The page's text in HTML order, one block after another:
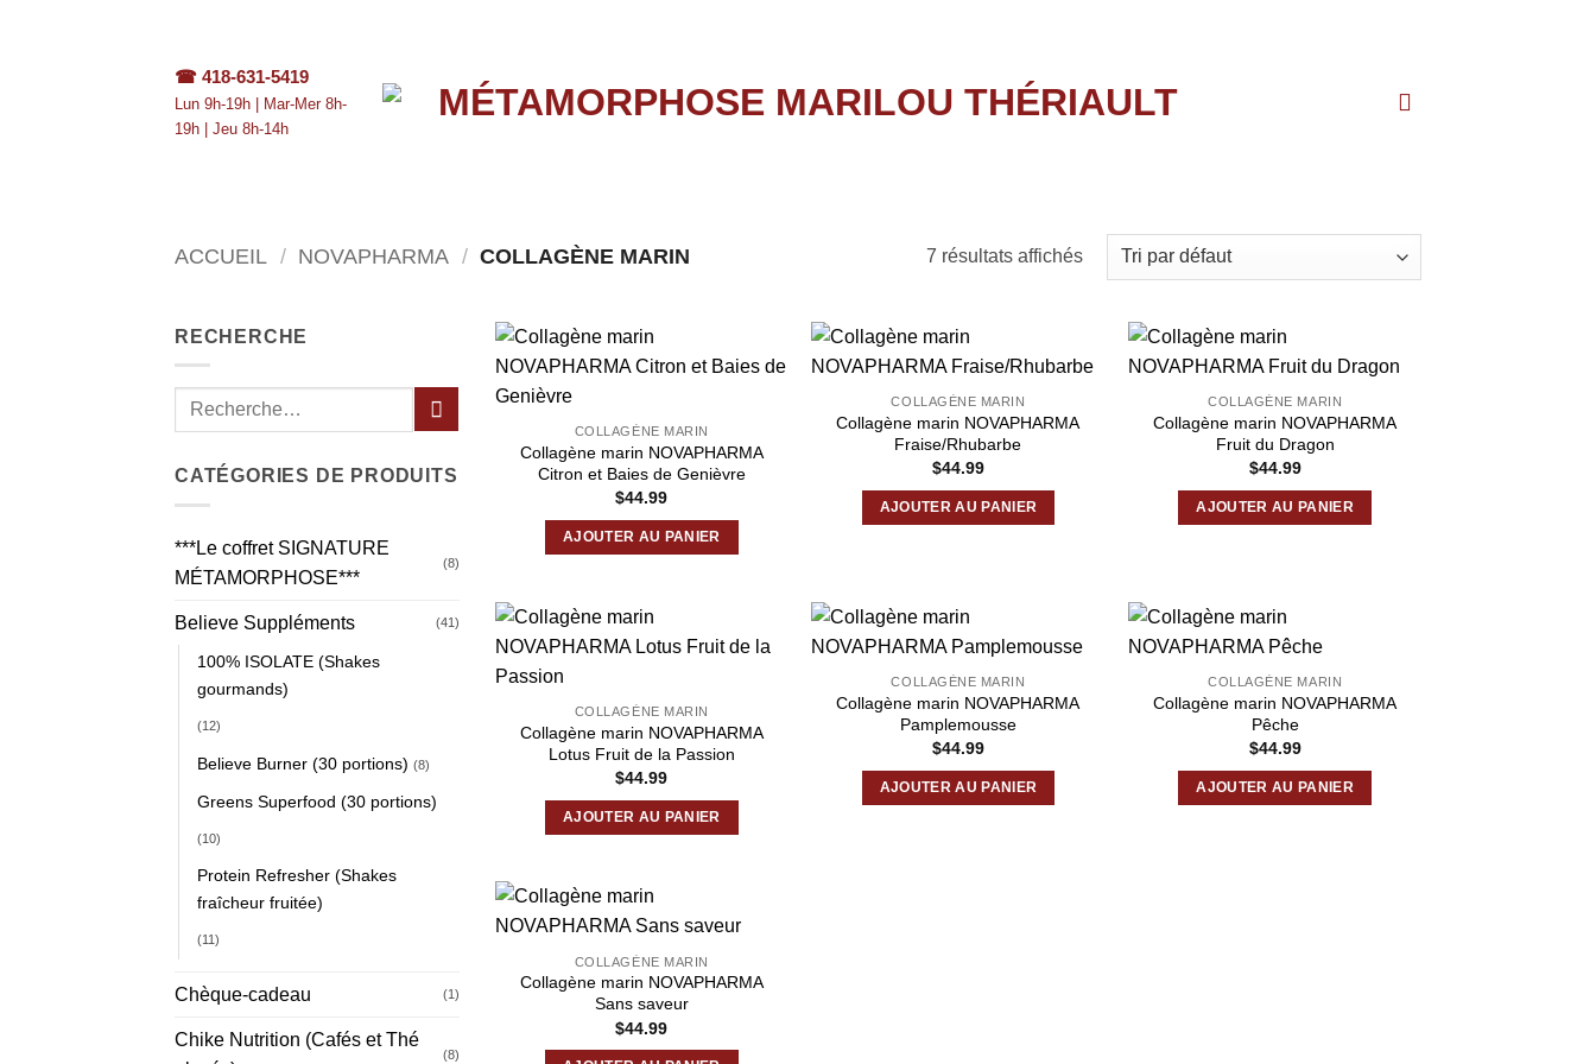
☎ 418-631-5419
Lun 9h-19h | Mar-Mer 8h-
19h | Jeu 8h-14h
ACCUEIL / NOVAPHARMA / COLLAGÈNE MARIN 7 résultats affichés
RECHERCHE
CATÉGORIES DE PRODUITS
***Le coffret SIGNATURE
MÉTAMORPHOSE***
(8)
Believe Suppléments (41)
100% ISOLATE (Shakes
gourmands)
(12)
Believe Burner (30 portions) (8)
Greens Superfood (30 portions)
(10)
Protein Refresher (Shakes
fraîcheur fruitée)
(11)
Chèque-cadeau (1)
Chike Nutrition (Cafés et Thé
(8)
COLLAGÈNE MARIN
Collagène marin NOVAPHARMA
Citron et Baies de Genièvre
$44.99
AJOUTER AU PANIER
COLLAGÈNE MARIN
Collagène marin NOVAPHARMA
Fraise/Rhubarbe
$44.99
AJOUTER AU PANIER
COLLAGÈNE MARIN
Collagène marin NOVAPHARMA
Fruit du Dragon
$44.99
AJOUTER AU PANIER
COLLAGÈNE MARIN
Collagène marin NOVAPHARMA
Lotus Fruit de la Passion
$44.99
AJOUTER AU PANIER
COLLAGÈNE MARIN
Collagène marin NOVAPHARMA
Pamplemousse
$44.99
AJOUTER AU PANIER
COLLAGÈNE MARIN
Collagène marin NOVAPHARMA
Pêche
$44.99
AJOUTER AU PANIER
COLLAGÈNE MARIN
Collagène marin NOVAPHARMA
Sans saveur
$44.99